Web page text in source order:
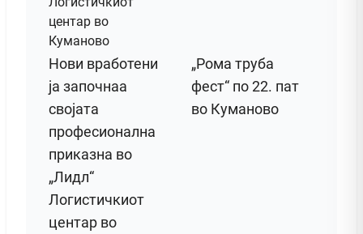
Нови вработени
ја започнаа
својата
професионална
приказна во
„Лидл“
Логистичкиот
центар во
„Рома труба
фест“ по 22. пат
во Куманово